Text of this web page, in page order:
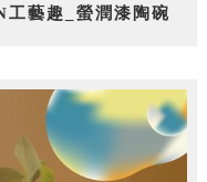
藝趣_螢潤漆陶碗